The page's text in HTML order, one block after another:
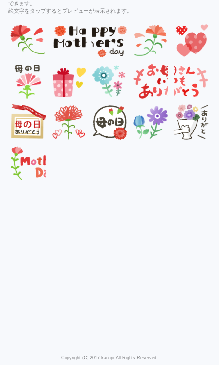
できます。
絵文字をタップするとプレビューが表示されます。
Copyright (C) 2017 kanapi All Rights Reserved.